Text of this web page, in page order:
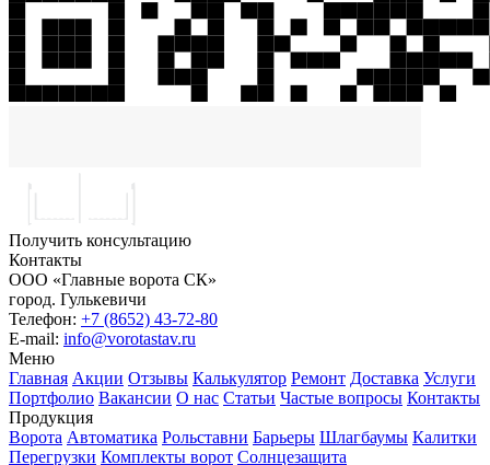
Получить консультацию
Контакты
ООО «Главные ворота СК»
город. Гулькевичи
Телефон: +7 (8652) 43-72-80
E-mail: info@vorotastav.ru
Меню
Главная Акции Отзывы Калькулятор Ремонт Доставка Услуги
Портфолио Вакансии О нас Статьи Частые вопросы Контакты
Продукция
Ворота Автоматика Рольставни Барьеры Шлагбаумы Калитки
Перегрузки Комплекты ворот Солнцезащита